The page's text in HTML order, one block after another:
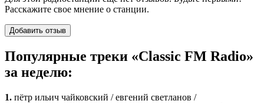
Расскажите свое мнение о станции.
Добавить отзыв
Популярные треки «Classic FM Radio»
за неделю:
1. пётр ильич чайковский / евгений светланов /